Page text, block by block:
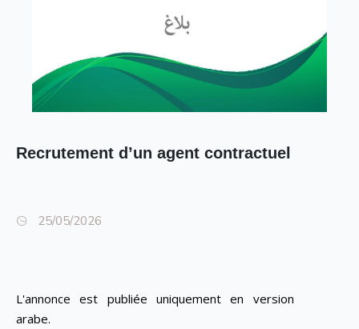
Recrutement d’un agent contractuel
25/05/2026
L'annonce est publiée uniquement en version
arabe.